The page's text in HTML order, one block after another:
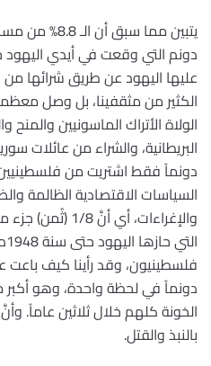
عليها اليهود عن طريق شرائها
الكثير من مثقفينا، بل وصل
الولاة الأتراك الماسونيين
دونماً فقط اشتريت من
السياسات الاقتصادية الظالمة
والإغراءات، أي
دونماً في لحظة واحدة، وهو أكبر
الخونة كلهم خلال ثلاثين عاماً.
بالنبذ والقتل.